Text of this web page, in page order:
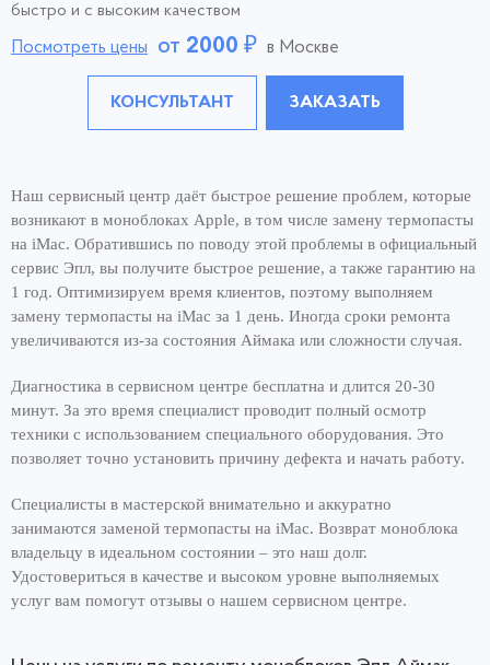
быстро и с высоким качеством
Посмотреть цены от 2000 ₽ в Москве
КОНСУЛЬТАНТ ЗАКАЗАТЬ
Наш сервисный центр даёт быстрое решение проблем, которые
возникают в моноблоках Apple, в том числе замену термопасты
на iMac. Обратившись по поводу этой проблемы в официальный
сервис Эпл, вы получите быстрое решение, а также гарантию на
1 год. Оптимизируем время клиентов, поэтому выполняем
замену термопасты на iMac за 1 день. Иногда сроки ремонта
увеличиваются из-за состояния Аймака или сложности случая.
Диагностика в сервисном центре бесплатна и длится 20-30
минут. За это время специалист проводит полный осмотр
техники с использованием специального оборудования. Это
позволяет точно установить причину дефекта и начать работу.
Специалисты в мастерской внимательно и аккуратно
занимаются заменой термопасты на iMac. Возврат моноблока
владельцу в идеальном состоянии – это наш долг.
Удостовериться в качестве и высоком уровне выполняемых
услуг вам помогут отзывы о нашем сервисном центре.